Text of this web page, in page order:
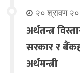
२० श्रावण
अर्थतन्त्र
सरकार र
अर्थमन्त्री